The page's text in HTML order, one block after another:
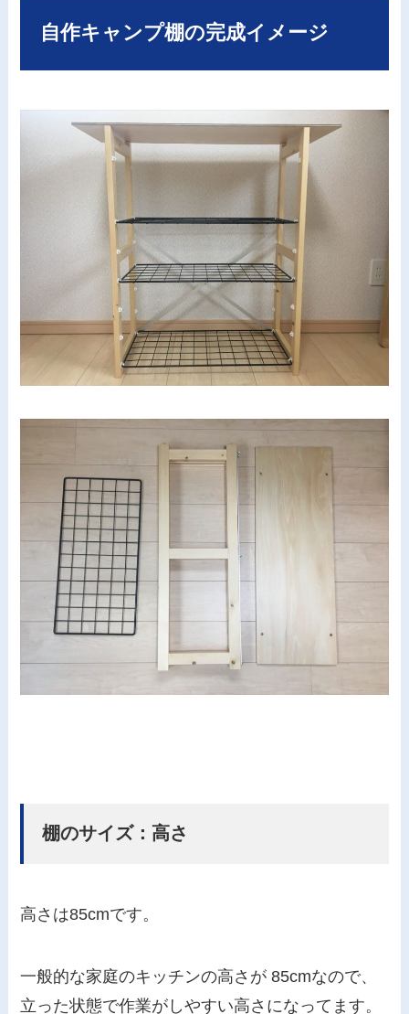
自作キャンプ棚の完成イメージ
棚のサイズ：高さ
高さは85cmです。
一般的な家庭のキッチンの高さが 85cmなので、
立った状態で作業がしやすい高さになってます。